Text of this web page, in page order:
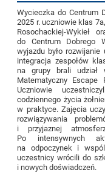
Wycieczka do Centrum
2025 r. uczniowie klas
Rosochackiej-Wykieł
do Centrum Dobrego
wyjazdu było
integracja zespołów
na grupy brali udział
Matematyczny
Uczniowie
codziennego życia
w praktyce. Zajęcia
rozwiązywania
i przyjaznej
Po intensywnych
na odpoczynek i
uczestnicy wrócili do
i nowych doświadczeń.